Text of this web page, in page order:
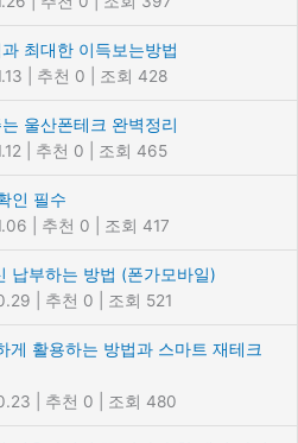
최대한 이득보는방법
추천 0 조회 428
울산폰테크 완벽정리
추천 0 조회 465
인 필수
추천 0 조회 417
납부하는 방법 (폰가모바일)
추천 0 조회 521
게 활용하는 방법과 스마트 재테크
추천 0 조회 480